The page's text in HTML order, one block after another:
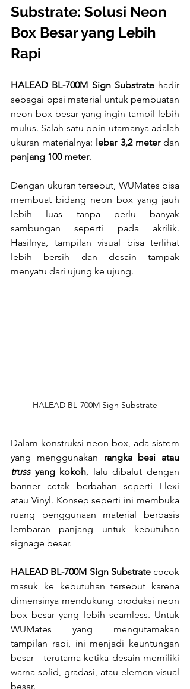
Substrate: Solusi Neon
Box Besar yang Lebih
Rapi
HALEAD BL-700M Sign Substrate hadir
sebagai opsi material untuk pembuatan
neon box besar yang ingin tampil lebih
mulus. Salah satu poin utamanya adalah
ukuran materialnya: lebar 3,2 meter
panjang 100 meter.
Dengan ukuran tersebut, WUMates bisa
membuat bidang neon box yang jauh
lebih luas tanpa perlu banyak
sambungan seperti pada akrilik.
Hasilnya, tampilan visual bisa terlihat
lebih bersih dan desain tampak
menyatu dari ujung ke ujung.
HALEAD BL-700M Sign Substrate
Dalam konstruksi neon box, ada sistem
yang menggunakan
truss yang kokoh , lalu dibalut dengan
banner cetak berbahan seperti Flexi
atau Vinyl. Konsep seperti ini membuka
ruang penggunaan material berbasis
lembaran panjang untuk kebutuhan
signage besar.
HALEAD BL-700M Sign Substrate cocok
masuk ke kebutuhan tersebut karena
dimensinya mendukung produksi neon
box besar yang lebih seamless. Untuk
WUMates yang mengutamakan
tampilan rapi, ini menjadi keuntungan
besar—terutama ketika desain memiliki
warna solid, gradasi, atau elemen visual
besar.